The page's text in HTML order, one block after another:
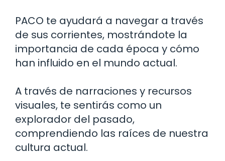
PACO te ayudará a navegar a través
de sus corrientes, mostrándote la
importancia de cada época y cómo
han influido en el mundo actual.
A través de narraciones y recursos
visuales, te sentirás como un
explorador del pasado,
comprendiendo las raíces de nuestra
cultura actual.